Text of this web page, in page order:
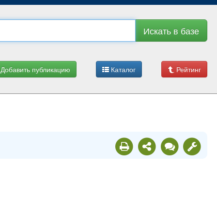
Искать в базе
Рейтинг
Каталог
публикацию